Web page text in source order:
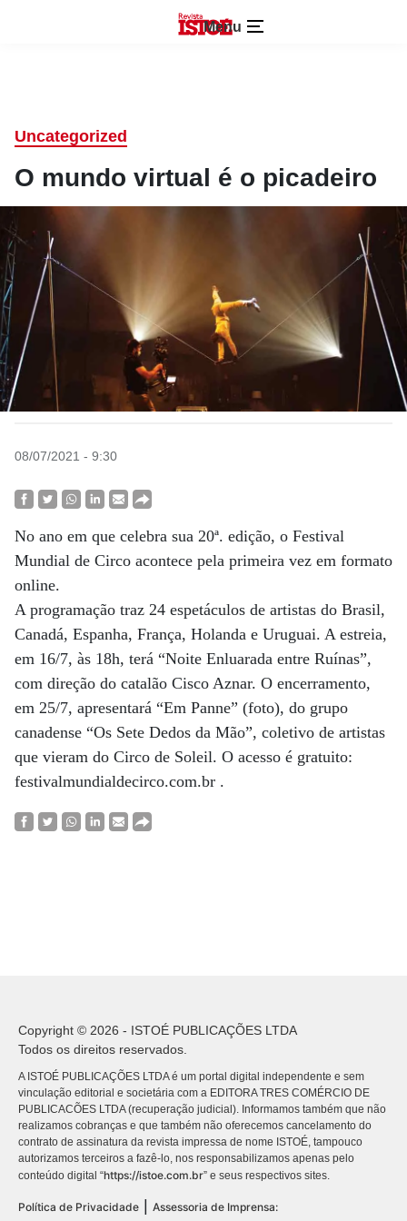
Menu
Uncategorized
O mundo virtual é o picadeiro
08/07/2021 - 9:30
No ano em que celebra sua 20ª. edição, o Festival
Mundial de Circo acontece pela primeira vez em formato
online.
A programação traz 24 espetáculos de artistas do Brasil,
Canadá, Espanha, França, Holanda e Uruguai. A estreia,
em 16/7, às 18h, terá “Noite Enluarada entre Ruínas”,
com direção do catalão Cisco Aznar. O encerramento,
em 25/7, apresentará “Em Panne” (foto), do grupo
canadense “Os Sete Dedos da Mão”, coletivo de artistas
que vieram do Circo de Soleil. O acesso é gratuito:
festivalmundialdecirco.com.br .
Copyright © 2026 - ISTOÉ PUBLICAÇÕES LTDA
Todos os direitos reservados.
A ISTOÉ PUBLICAÇÕES LTDA é um portal digital independente e sem
vinculação editorial e societária com a EDITORA TRES COMÉRCIO DE
PUBLICACÕES LTDA (recuperação judicial). Informamos também que não
realizamos cobranças e que também não oferecemos cancelamento do
contrato de assinatura da revista impressa de nome ISTOÉ, tampouco
autorizamos terceiros a fazê-lo, nos responsabilizamos apenas pelo
conteúdo digital “https://istoe.com.br” e seus respectivos sites.
Política de Privacidade Assessoria de Imprensa: